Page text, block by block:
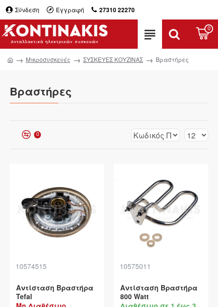
Σύνδεση Εγγραφή 27310 22270
0
Μικροσυσκευές ΣΥΣΚΕΥΕΣ ΚΟΥΖΙΝΑΣ Βραστήρες
Βραστήρες
0
10574515
Αντίσταση Bραστήρα
Tefal
10575011
Αντίσταση Bραστήρα
800 Watt